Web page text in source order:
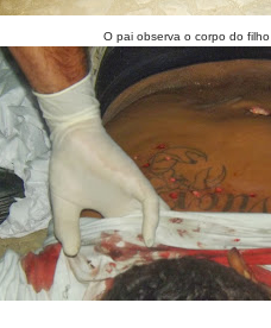
O pai observa o corpo do filho